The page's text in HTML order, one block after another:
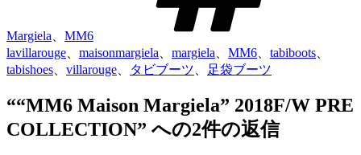
Margiela MM6
lavillarouge maisonmargiela margiela MM6 tabiboots
tabishoes
villarouge タビブーツ 足袋ブーツ
““MM6 Maison Margiela” 2018F/W PRE
COLLECTION” への2件の返信